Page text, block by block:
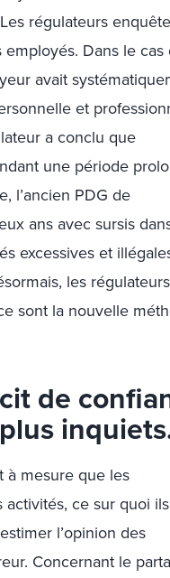
régulateurs
Dans le cas
avait
et
a conclu que
une période
l’ancien PDG de
ans avec sursis
excessives et
les
sont la nouvelle
de
à mesure que les
ce sur quoi ils
l’opinion des
Concernant le